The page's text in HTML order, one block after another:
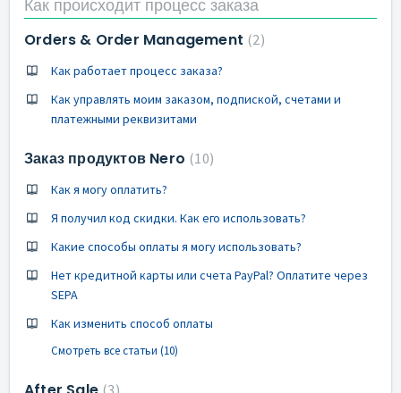
Как происходит процесс заказа
Orders & Order Management 2
Как работает процесс заказа?
Как управлять моим заказом, подпиской, счетами и
платежными реквизитами
Заказ продуктов Nero 10
Как я могу оплатить?
Я получил код скидки. Как его использовать?
Какие способы оплаты я могу использовать?
Нет кредитной карты или счета PayPal? Оплатите через
SEPA
Как изменить способ оплаты
Смотреть все статьи (10)
3